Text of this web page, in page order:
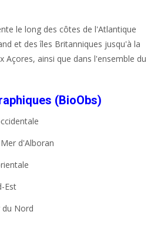
le long des côtes de l'Atlantique
et des îles Britanniques jusqu'à la
Açores, ainsi que dans l'ensemble du
(BioObs)
d'Alboran
Est
Nord